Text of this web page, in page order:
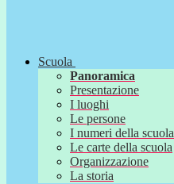
Scuola
Panoramica
Presentazione
I luoghi
Le persone
I numeri della scuola
Le carte della scuola
Organizzazione
La storia